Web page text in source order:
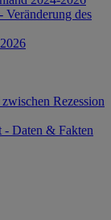
Veränderung des
Rezession
- Daten & Fakten